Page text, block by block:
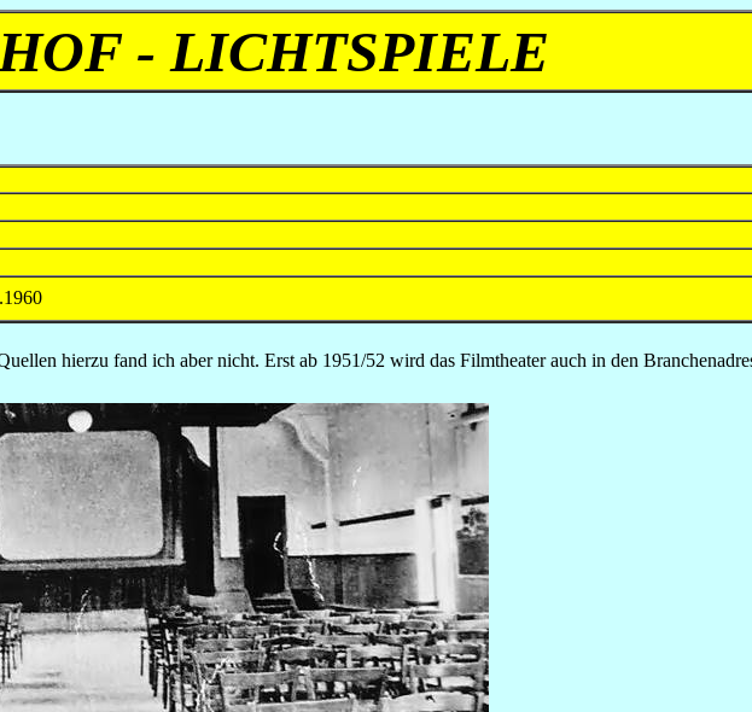
- LICHTSPIELE
hierzu fand ich aber nicht. Erst ab 1951/52 wird das Filmtheater auch in den